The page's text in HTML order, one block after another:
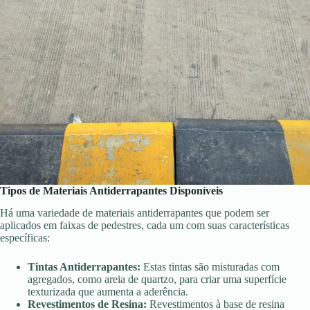
Tipos de Materiais Antiderrapantes Disponíveis
Há uma variedade de materiais antiderrapantes que podem ser
aplicados em faixas de pedestres, cada um com suas características
específicas:
Tintas Antiderrapantes: Estas tintas são misturadas com
agregados, como areia de quartzo, para criar uma superfície
texturizada que aumenta a aderência.
Revestimentos de Resina: Revestimentos à base de resina